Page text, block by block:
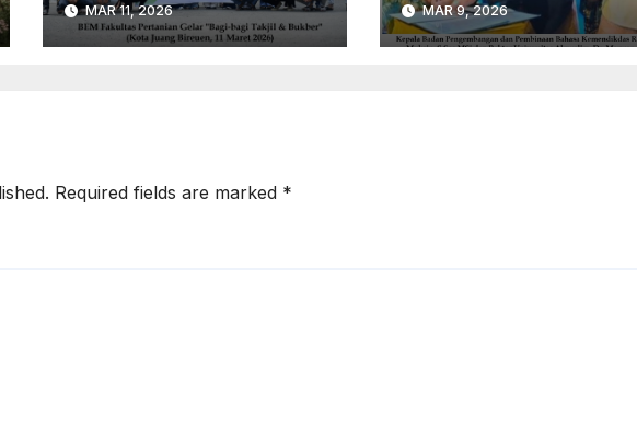
MAR 11, 2026 MAR 9, 2026
Required fields are marked *